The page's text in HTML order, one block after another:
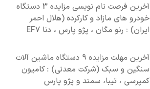
آخرین فرصت نام نویسی مزایده 3 دستگاه
خودرو های مازاد و کارکرده (هلال احمر
ایران) : رنو مگان ، پژو پارس ، دنا EF7
آخرین مهلت مزایده 9 دستگاه ماشین آلات
سنگین و سبک (شرکت معدنی) : کامیون
کمپرسی ، تیبا، سمند و پژو پارس